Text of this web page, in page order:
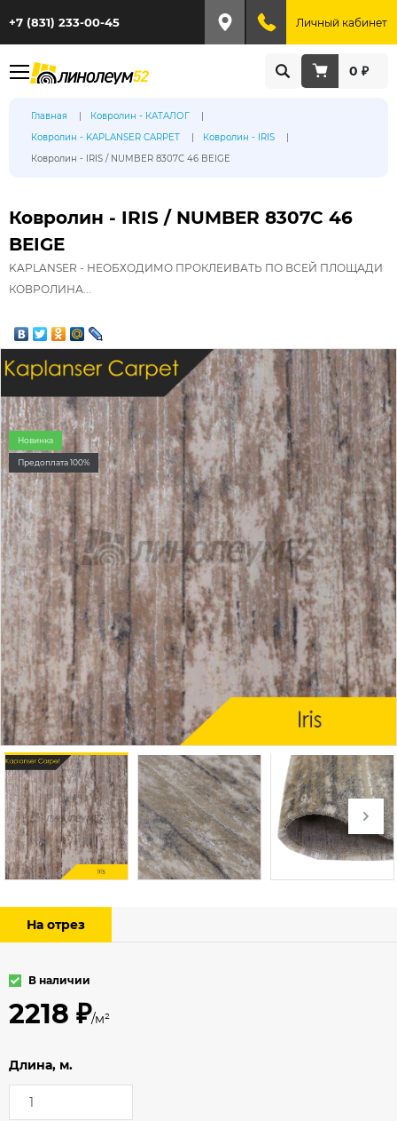
+7 (831) 233-00-45 Личный кабинет
0 ₽
Главная
Ковролин - КАТАЛОГ
Ковролин - KAPLANSER CARPET
Ковролин - IRIS
Ковролин - IRIS / NUMBER 8307С 46 BEIGE
Ковролин - IRIS / NUMBER 8307С 46
BEIGE
KAPLANSER - НЕОБХОДИМО ПРОКЛЕИВАТЬ ПО ВСЕЙ ПЛОЩАДИ
КОВРОЛИНА...
Новинка
Предоплата 100%
На отрез
В наличии
2218 ₽/м²
Длина, м.